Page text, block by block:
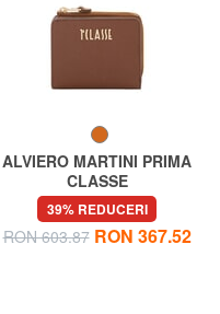
ALVIERO MARTINI PRIMA
CLASSE
WINDY CITY Portofel mic cu
fermoar
39% REDUCERI
RON 603.87 RON 367.52